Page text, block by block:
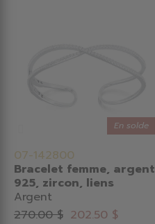
En solde
07-142800
Bracelet femme, argent
925, zircon, liens
Argent
270.00 $ 202.50 $